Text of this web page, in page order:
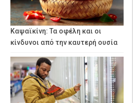
Καψαϊκίνη: Τα οφέλη και οι
κίνδυνοι από την καυτερή ουσία